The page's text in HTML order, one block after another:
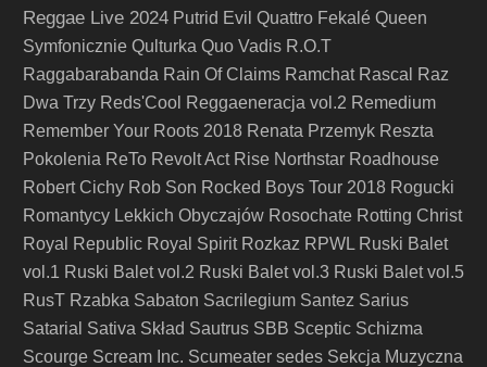
Reggae Live 2024 Putrid Evil Quattro Fekalé Queen
Symfonicznie Qulturka Quo Vadis R.O.T
Raggabarabanda Rain Of Claims Ramchat Rascal
Raz
Dwa Trzy Reds'Cool Reggaeneracja vol.2 Remedium
Remember Your Roots 2018 Renata Przemyk Reszta
Pokolenia ReTo Revolt Act Rise Northstar Roadhouse
Robert Cichy Rob Son Rocked Boys Tour 2018 Rogucki
Romantycy Lekkich Obyczajów Rosochate Rotting Christ
Royal Republic Royal Spirit Rozkaz RPWL Ruski Balet
vol.1 Ruski Balet vol.2 Ruski Balet vol.3 Ruski Balet vol.5
RusT Rzabka Sabaton Sacrilegium Santez Sarius
Satarial Sativa Skład Sautrus SBB Sceptic Schizma
Scourge Scream Inc. Scumeater sedes Sekcja Muzyczna